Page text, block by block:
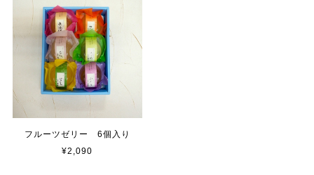
フルーツゼリー 6個入り
¥2,090